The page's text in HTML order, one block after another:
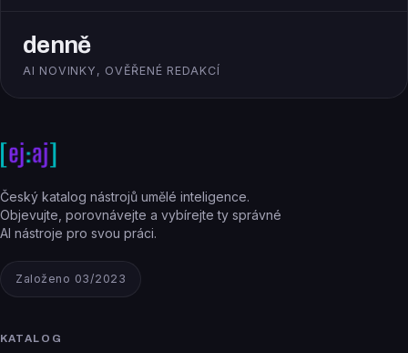
denně
AI NOVINKY, OVĚŘENÉ REDAKCÍ
Český katalog nástrojů umělé inteligence.
Objevujte, porovnávejte a vybírejte ty správné
AI nástroje pro svou práci.
Založeno 03/2023
KATALOG